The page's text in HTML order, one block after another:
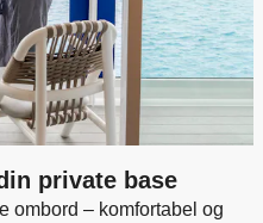
private base
ombord – komfortabel og